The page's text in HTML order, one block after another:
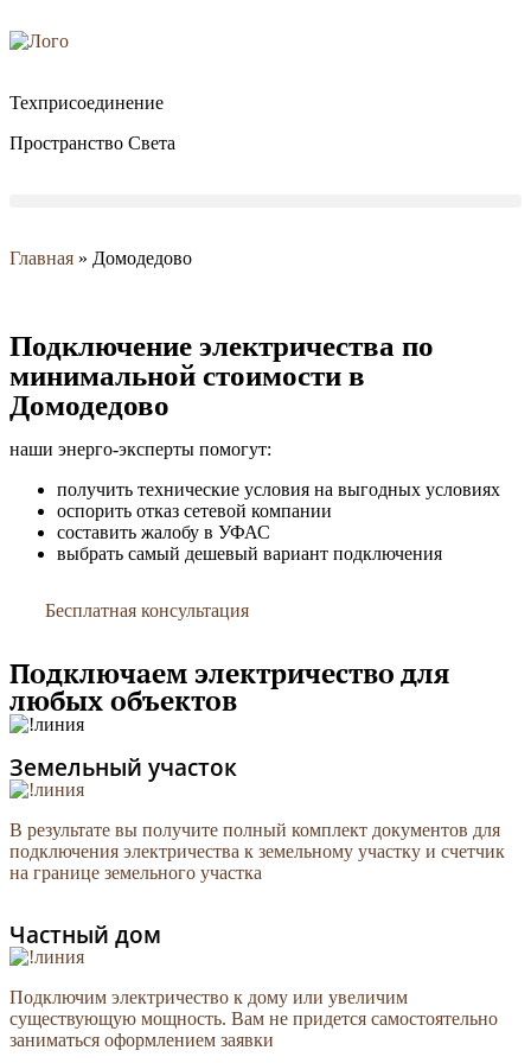
Техприсоединение
Пространство Света
Главная » Домодедово
Подключение электричества по
минимальной стоимости в
Домодедово
наши энерго-эксперты помогут:
получить технические условия на выгодных условиях
оспорить отказ сетевой компании
составить жалобу в УФАС
выбрать самый дешевый вариант подключения
Бесплатная консультация
Подключаем электричество для
любых объектов
Земельный участок
В результате вы получите полный комплект документов для
подключения электричества к земельному участку и счетчик
на границе земельного участка
Частный дом
Подключим электричество к дому или увеличим
существующую мощность. Вам не придется самостоятельно
заниматься оформлением заявки